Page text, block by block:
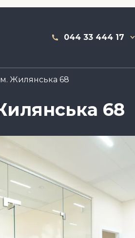
044 33 444 17
Жилянська 68
68